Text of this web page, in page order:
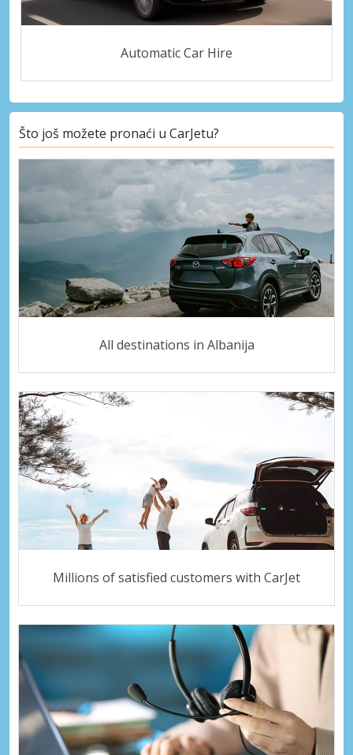
Automatic Car Hire
Što još možete pronaći u CarJetu?
All destinations in Albanija
Millions of satisfied customers with CarJet